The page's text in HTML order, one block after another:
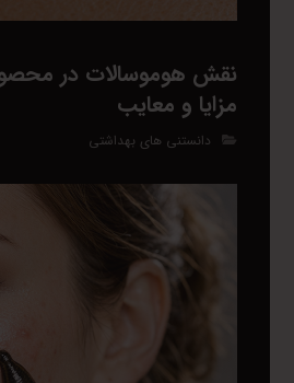
نقش هوموسالات در
مزایا و معایب
دانستنی های بهداشتی